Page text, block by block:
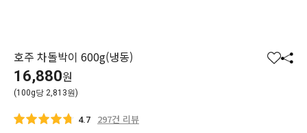
호주 차돌박이 600g(냉동)
찜 공
16,880원
(100g당 2,813원)
4.7 297건 리뷰